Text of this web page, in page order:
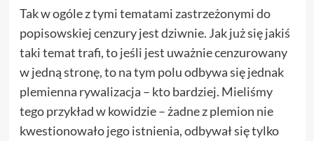
Tak w ogóle z tymi tematami zastrzeżonymi do
popisowskiej cenzury jest dziwnie. Jak już się jakiś
taki temat trafi, to jeśli jest uważnie cenzurowany
w jedną stronę, to na tym polu odbywa się jednak
plemienna rywalizacja – kto bardziej. Mieliśmy
tego przykład w kowidzie – żadne z plemion nie
kwestionowało jego istnienia, odbywał się tylko